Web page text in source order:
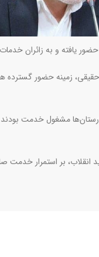
یافته و به زائران
زمینه حضور گسترده
مشغول خدمت
بر استمرار خدمت